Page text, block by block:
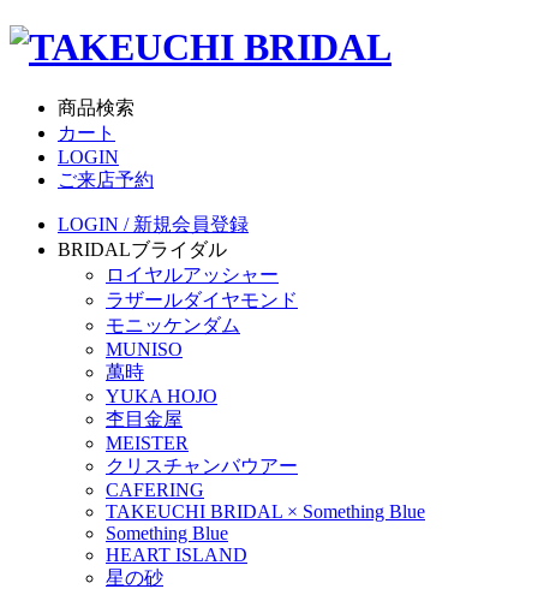
商品検索
カート
LOGIN
ご来店予約
LOGIN / 新規会員登録
BRIDALブライダル
ロイヤルアッシャー
ラザールダイヤモンド
モニッケンダム
MUNISO
萬時
YUKA HOJO
杢目金屋
MEISTER
クリスチャンバウアー
CAFERING
TAKEUCHI BRIDAL × Something Blue
Something Blue
HEART ISLAND
星の砂